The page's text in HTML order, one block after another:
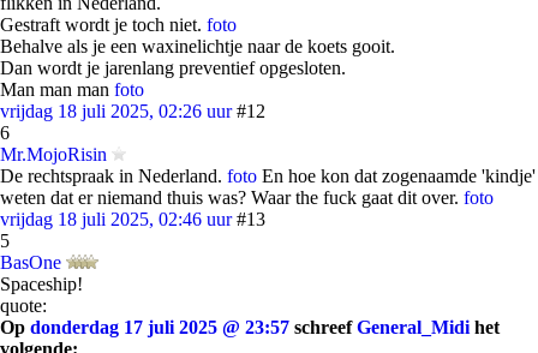
Gestraft wordt je toch niet. foto
Behalve als je een waxinelichtje naar de koets gooit.
Dan wordt je jarenlang preventief opgesloten.
Man man man foto
vrijdag 18 juli 2025, 02:26 uur #12
6
Mr.MojoRisin
De rechtspraak in Nederland. foto En hoe kon dat zogenaamde 'kindje'
weten dat er niemand thuis was? Waar the fuck gaat dit over. foto
vrijdag 18 juli 2025, 02:46 uur #13
5
BasOne
Spaceship!
quote:
Op donderdag 17 juli 2025 @ 23:57 schreefGeneral_Midi het
volgende: